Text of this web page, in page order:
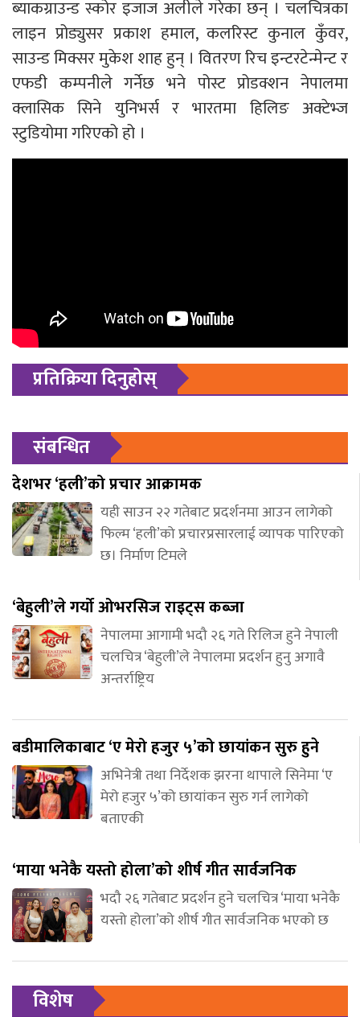
ब्याकग्राउन्ड स्कोर इजाज अलीले गरेका छन् । चलचित्रका
लाइन प्रोड्युसर प्रकाश हमाल, कलरिस्ट कुनाल कुँवर,
साउन्ड मिक्सर मुकेश शाह हुन् । वितरण रिच इन्टरटेन्मेन्ट र
एफडी कम्पनीले गर्नेछ भने पोस्ट प्रोडक्शन नेपालमा
क्लासिक सिने युनिभर्स र भारतमा हिलिङ अक्टेभ्ज
स्टुडियोमा गरिएको हो ।
प्रतिक्रिया दिनुहोस्
संबन्धित
देशभर ‘हली’को प्रचार आक्रामक
यही साउन २२ गतेबाट प्रदर्शनमा आउन लागेको
फिल्म ‘हली’को प्रचारप्रसारलाई व्यापक पारिएको
छ। निर्माण टिमले
‘बेहुली’ले गर्यो ओभरसिज राइट्स कब्जा
नेपालमा आगामी भदौ २६ गते रिलिज हुने नेपाली
चलचित्र ‘बेहुली’ले नेपालमा प्रदर्शन हुनु अगावै
अन्तर्राष्ट्रिय
बडीमालिकाबाट ‘ए मेरो हजुर ५’को छायांकन सुरु हुने
अभिनेत्री तथा निर्देशक झरना थापाले सिनेमा ‘ए
मेरो हजुर ५’को छायांकन सुरु गर्न लागेको
बताएकी
‘माया भनेकै यस्तो होला’को शीर्ष गीत सार्वजनिक
भदौ २६ गतेबाट प्रदर्शन हुने चलचित्र ‘माया भनेकै
यस्तो होला’को शीर्ष गीत सार्वजनिक भएको छ
विशेष